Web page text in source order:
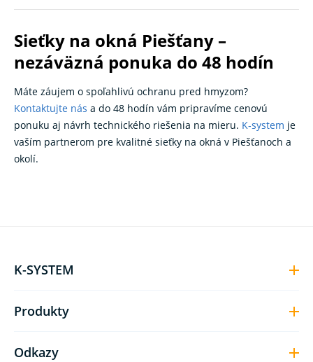
Sieťky na okná Piešťany –
nezáväzná ponuka do 48 hodín
Máte záujem o spoľahlivú ochranu pred hmyzom?
Kontaktujte nás a do 48 hodín vám pripravíme cenovú
ponuku aj návrh technického riešenia na mieru. K‑system je
vaším partnerom pre kvalitné sieťky na okná v Piešťanoch a
okolí.
K-SYSTEM
Produkty
Odkazy